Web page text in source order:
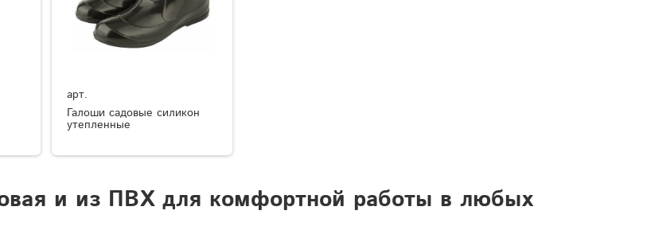
арт.
Галоши садовые силикон
утепленные
и из ПВХ для комфортной работы в любых